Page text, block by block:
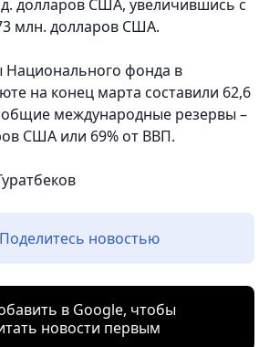
долларов США, увеличившись с
млн. долларов США.
Национального фонда в
на конец марта составили 62,6
международные резервы –
США или 69% от ВВП.
Поделитесь новостью
в Google, чтобы
новости первым